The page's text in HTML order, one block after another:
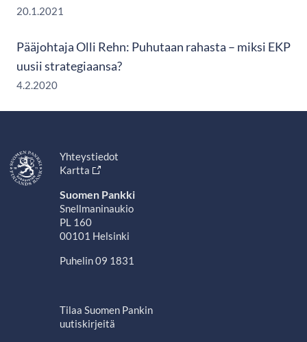
20.1.2021
Pääjohtaja Olli Rehn: Puhutaan rahasta – miksi EKP
uusii strategiaansa?
4.2.2020
Yhteystiedot
Kartta
Suomen Pankki
Snellmaninaukio
PL 160
00101 Helsinki
Puhelin 09 1831
Tilaa Suomen Pankin
uutiskirjeitä